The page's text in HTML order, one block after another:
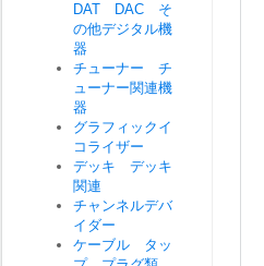
DAT DAC そ
の他デジタル機
器
チューナー チ
ューナー関連機
器
グラフィックイ
コライザー
デッキ デッキ
関連
チャンネルデバ
イダー
ケーブル タッ